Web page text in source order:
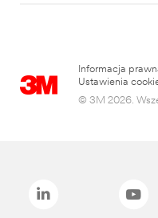
Informacja
Ustawienia
© 3M 2026.